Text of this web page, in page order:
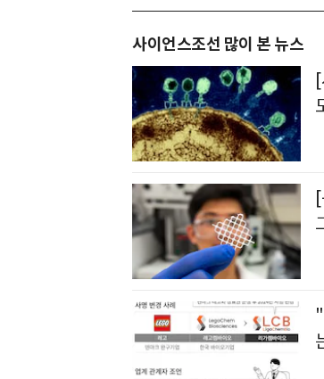
사이언스조선 많이 본 뉴스